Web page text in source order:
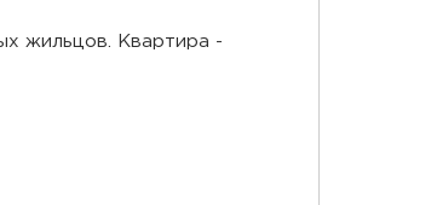
жильцов. Квартира -